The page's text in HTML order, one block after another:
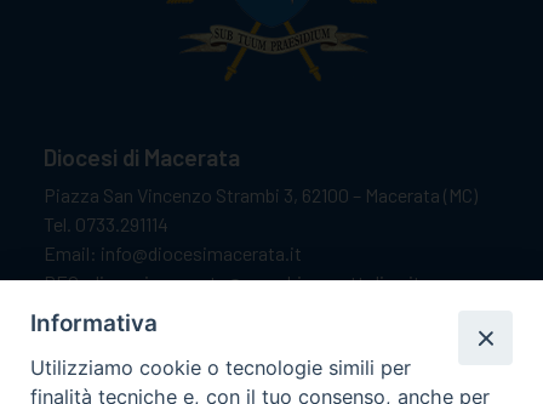
Diocesi di Macerata
Piazza San Vincenzo Strambi 3, 62100 – Macerata (MC)
Tel. 0733.291114
Email: info@diocesimacerata.it
PEC: diocesimacerata@pec.chiesacattolica.it
Comunicazioni urgenti WhatsApp:
Informativa
Utilizziamo cookie o tecnologie simili per
finalità tecniche e, con il tuo consenso, anche per